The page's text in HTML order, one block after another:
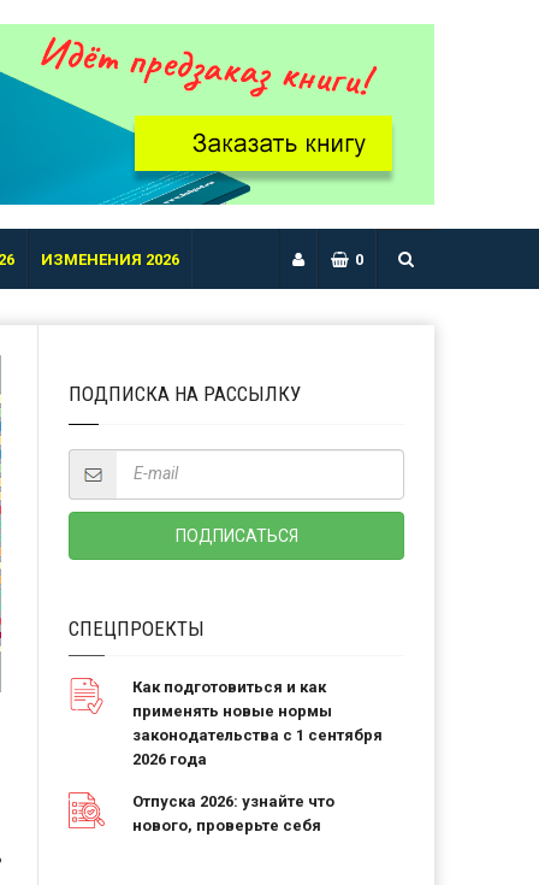
ИЗМЕНЕНИЯ 2026 0
ПОДПИСКА НА РАССЫЛКУ
СПЕЦПРОЕКТЫ
Как подготовиться и как
применять новые нормы
законодательства с 1 сентября
2026 года
Отпуска 2026: узнайте что
нового, проверьте себя